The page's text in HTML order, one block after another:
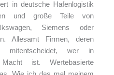
in deutsche Hafenlogistik
und große Teile von
Siemens oder
Allesamt Firmen, deren
mitentscheidet, wer in
ist. Wertebasierte